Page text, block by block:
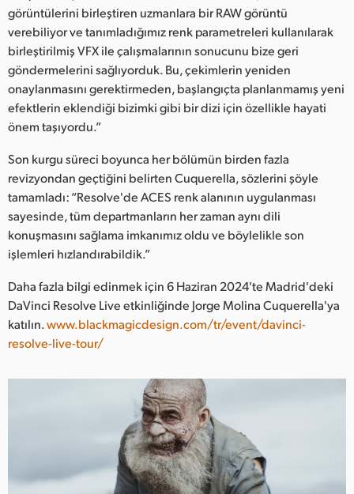
görüntülerini birleştiren uzmanlara bir RAW görüntü
verebiliyor ve tanımladığımız renk parametreleri kullanılarak
birleştirilmiş VFX ile çalışmalarının sonucunu bize geri
göndermelerini sağlıyorduk. Bu, çekimlerin yeniden
onaylanmasını gerektirmeden, başlangıçta planlanmamış yeni
efektlerin eklendiği bizimki gibi bir dizi için özellikle hayati
önem taşıyordu.”
Son kurgu süreci boyunca her bölümün birden fazla
revizyondan geçtiğini belirten Cuquerella, sözlerini şöyle
tamamladı: “Resolve'de ACES renk alanının uygulanması
sayesinde, tüm departmanların her zaman aynı dili
konuşmasını sağlama imkanımız oldu ve böylelikle son
işlemleri hızlandırabildik.”
Daha fazla bilgi edinmek için 6 Haziran 2024'te Madrid'deki
DaVinci Resolve Live etkinliğinde Jorge Molina Cuquerella'ya
katılın.www.blackmagicdesign.com/tr/event/davinci-
resolve-live-tour/